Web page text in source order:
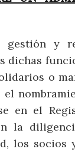
y
dichas
o
en el
la
los